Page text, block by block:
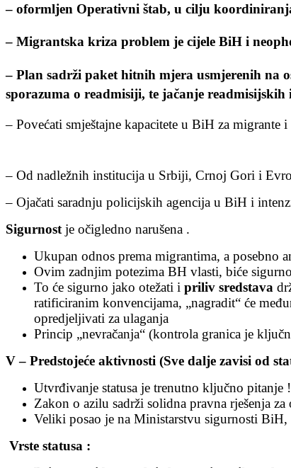
– oformljen Operativni štab, u cilju
– Migrantska kriza problem je cijele BiH i
– Plan sadrži paket hitnih mjera usmjerenih
sporazuma o readmisiji, te jačanje
– Povećati smještajne kapacitete u BiH za
– Od nadležnih institucija u Srbiji, Crnoj Gori i
– Ojačati saradnju policijskih agencija u BiH i
Sigurnostje očigledno narušena .
Ukupan odnos prema migrantima, a posebno
Ovim zadnjim potezima BH vlasti, biće sigurno
To će sigurno jako otežati i priliv sredstava
ratificiranim konvencijama, „nagradit“ će
opredjeljivati za ulaganja
Princip „nevračanja“ (kontrola granica je
V – Predstojeće aktivnosti (Sve dalje zavisi od
Utvrđivanje statusa je trenutno ključno pitanje !
Zakon o azilu sadrži solidna pravna rješenja
Veliki posao je na Ministarstvu sigurnosti
Vrste statusa :